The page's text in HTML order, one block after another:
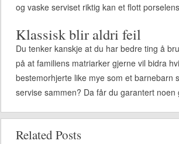
og vaske serviset riktig kan et flott
Klassisk blir aldri feil
Du tenker kanskje at du har bedre ting å
på at familiens matriarker gjerne vil bidra
bestemorhjerte like mye som et barnebarn
servise sammen? Da får du garantert
Related Posts